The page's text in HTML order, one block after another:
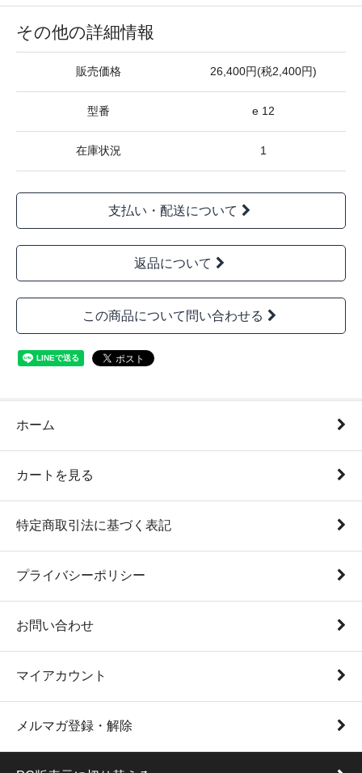
その他の詳細情報
販売価格 26,400円(税2,400円)
型番 e 12
在庫状況 1
支払い・配送について
返品について
この商品について問い合わせる
ホーム
カートを見る
特定商取引法に基づく表記
プライバシーポリシー
お問い合わせ
マイアカウント
メルマガ登録・解除